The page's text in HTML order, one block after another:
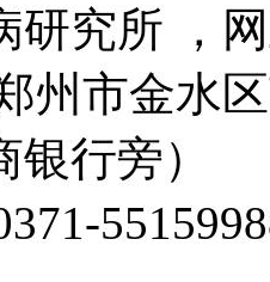
研究所 ，
州市金水
行旁）